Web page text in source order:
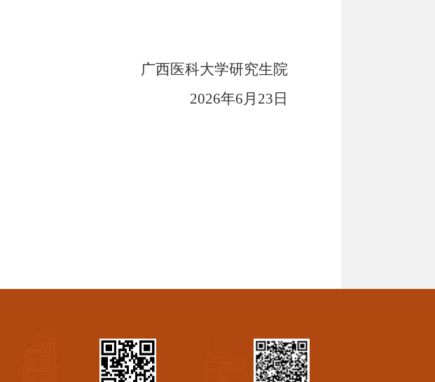
广西医科大学研究生院
2026年6 月23日